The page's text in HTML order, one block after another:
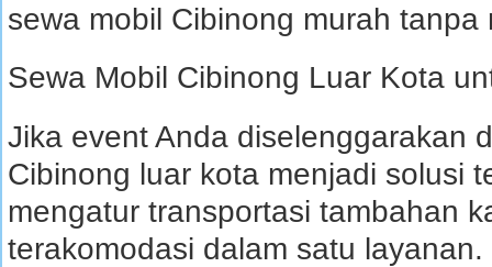
sewa mobil Cibinong murah
Sewa Mobil Cibinong Luar Kota
Jika event Anda diselenggarakan
Cibinong luar kota menjadi solusi
mengatur transportasi tambahan
terakomodasi dalam satu layanan.